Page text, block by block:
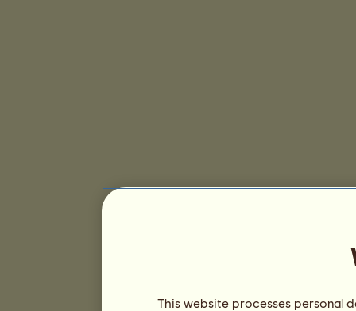
This website processes personal